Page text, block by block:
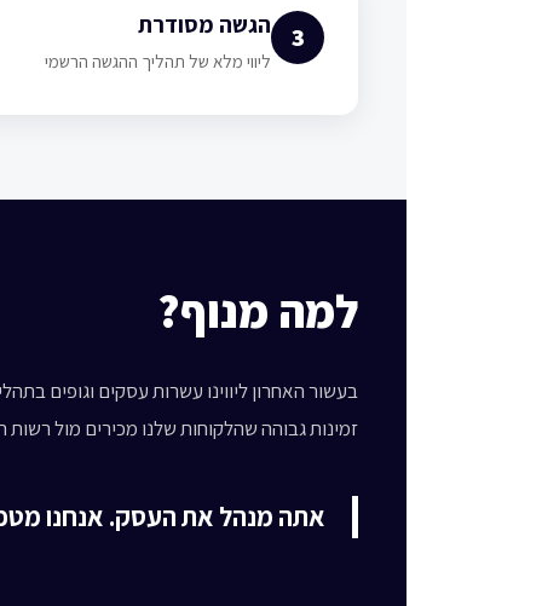
3 הגשה מסודרת
ליווי מלא של תהליך ההגשה הרשמי
למה מנוף?
בעשור האחרון ליווינו עשרות עסקים וגופים
זמינות גבוהה שהלקוחות שלנו מכירים מול רשות
אתה מנהל את העסק. אנחנו